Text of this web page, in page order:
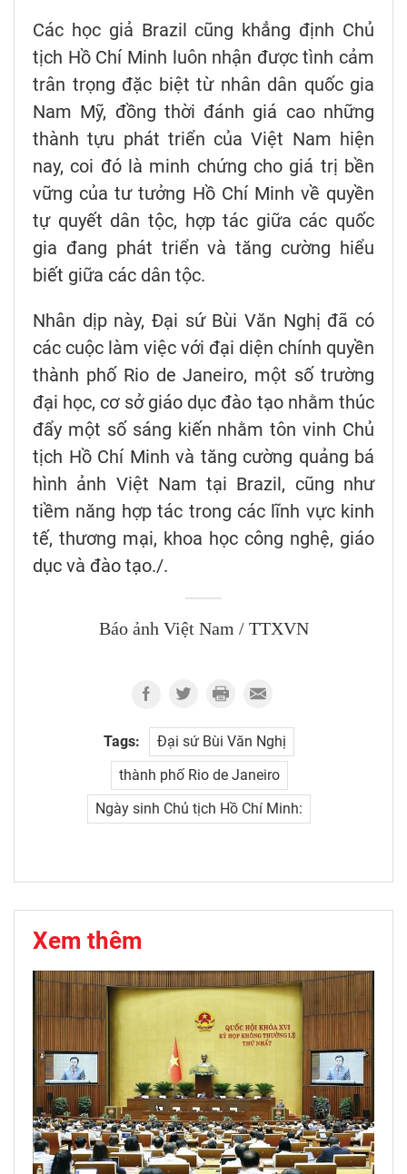
Các học giả Brazil cũng khẳng định Chủ
tịch Hồ Chí Minh luôn nhận được tình cảm
trân trọng đặc biệt từ nhân dân quốc gia
Nam Mỹ, đồng thời đánh giá cao những
thành tựu phát triển của Việt Nam hiện
nay, coi đó là minh chứng cho giá trị bền
vững của tư tưởng Hồ Chí Minh về quyền
tự quyết dân tộc, hợp tác giữa các quốc
gia đang phát triển và tăng cường hiểu
biết giữa các dân tộc.
Nhân dịp này, Đại sứ Bùi Văn Nghị đã có
các cuộc làm việc với đại diện chính quyền
thành phố Rio de Janeiro, một số trường
đại học, cơ sở giáo dục đào tạo nhằm thúc
đẩy một số sáng kiến nhằm tôn vinh Chủ
tịch Hồ Chí Minh và tăng cường quảng bá
hình ảnh Việt Nam tại Brazil, cũng như
tiềm năng hợp tác trong các lĩnh vực kinh
tế, thương mại, khoa học công nghệ, giáo
dục và đào tạo./.
Báo ảnh Việt Nam / TTXVN
Tags:
Đại sứ Bùi Văn Nghị
thành phố Rio de Janeiro
Ngày sinh Chủ tịch Hồ Chí Minh:
Xem thêm